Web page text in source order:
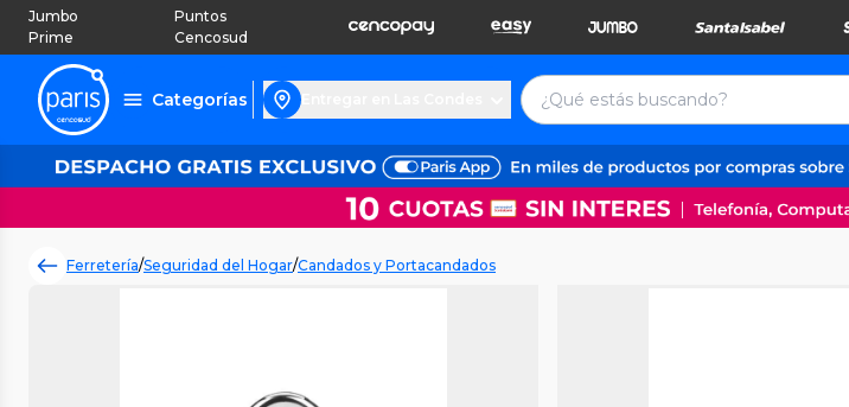
Jumbo
Prime
Puntos
Cencosud
Categorías
Ferretería/Seguridad del Hogar/Candados y Portacandados